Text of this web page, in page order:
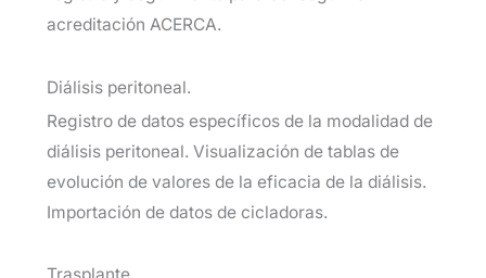
acreditación ACERCA.
Diálisis peritoneal.
Registro de datos específicos de la modalidad de
diálisis peritoneal. Visualización de tablas de
evolución de valores de la eficacia de la diálisis.
Importación de datos de cicladoras.